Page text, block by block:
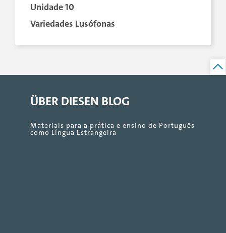
Unidade 10
Variedades Lusófonas
ÜBER DIESEN BLOG
Materiais para a prática e ensino de Português
como Língua Estrangeira